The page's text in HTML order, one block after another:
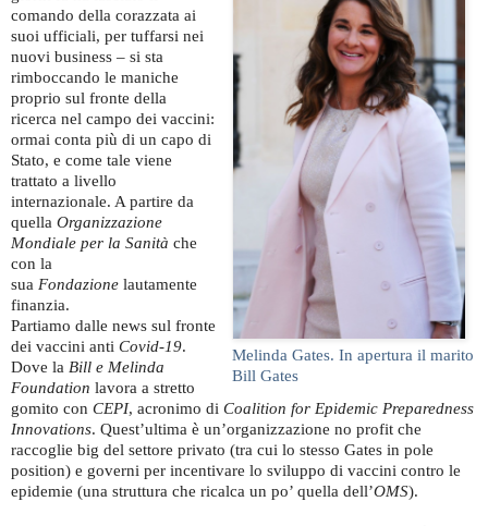
Melinda Gates. In apertura il marito
Bill Gates
comando della corazzata ai
suoi ufficiali, per tuffarsi nei
nuovi business – si sta
rimboccando le maniche
proprio sul fronte della
ricerca nel campo dei vaccini:
ormai conta più di un capo di
Stato, e come tale viene
trattato a livello
internazionale. A partire da
quella Organizzazione
Mondiale per la Sanità che
con la
sua Fondazione lautamente
finanzia.
Partiamo dalle news sul fronte
dei vaccini anti Covid-19.
Dove la Bill e Melinda
Foundation lavora a stretto
gomito con CEPI, acronimo di Coalition for Epidemic Preparedness
Innovations. Quest’ultima è un’organizzazione no profit che
raccoglie big del settore privato (tra cui lo stesso Gates in pole
position) e governi per incentivare lo sviluppo di vaccini contro le
epidemie (una struttura che ricalca un po’ quella dell’OMS).